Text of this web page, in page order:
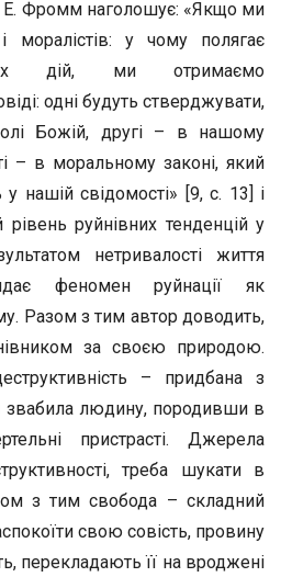
Е. Фромм наголошує: «Якщо ми
моралістів: у чому полягає
дій, ми отримаємо
одні будуть стверджувати,
Божій, другі – в нашому
– в моральному законі, який
нашій свідомості» [9, с. 13] і
руйнівних тенденцій у
нетривалості життя
феномен руйнації як
Разом з тим автор доводить,
за своєю природою.
– придбана з
звабила людину, породивши в
пристрасті. Джерела
треба шукати в
з тим свобода – складний
свою совість, провину
перекладають її на вроджені